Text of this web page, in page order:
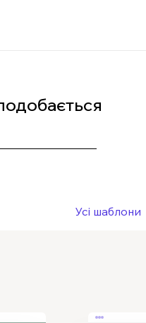
Усі шаблони